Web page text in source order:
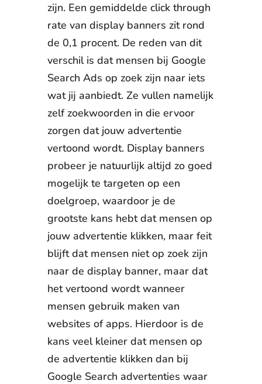
zijn. Een gemiddelde click through
rate van display banners zit rond
de 0,1 procent. De reden van dit
verschil is dat mensen bij Google
Search Ads op zoek zijn naar iets
wat jij aanbiedt. Ze vullen namelijk
zelf zoekwoorden in die ervoor
zorgen dat jouw advertentie
vertoond wordt. Display banners
probeer je natuurlijk altijd zo goed
mogelijk te targeten op een
doelgroep, waardoor je de
grootste kans hebt dat mensen op
jouw advertentie klikken, maar feit
blijft dat mensen niet op zoek zijn
naar de display banner, maar dat
het vertoond wordt wanneer
mensen gebruik maken van
websites of apps. Hierdoor is de
kans veel kleiner dat mensen op
de advertentie klikken dan bij
Google Search advertenties waar